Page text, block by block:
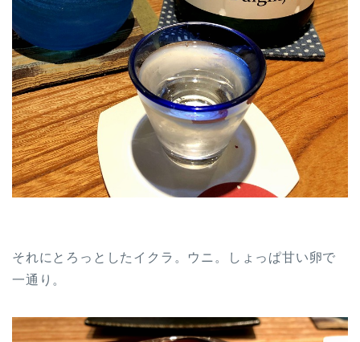
それにとろっとしたイクラ。ウニ。しょっぱ甘い卵で
一通り。